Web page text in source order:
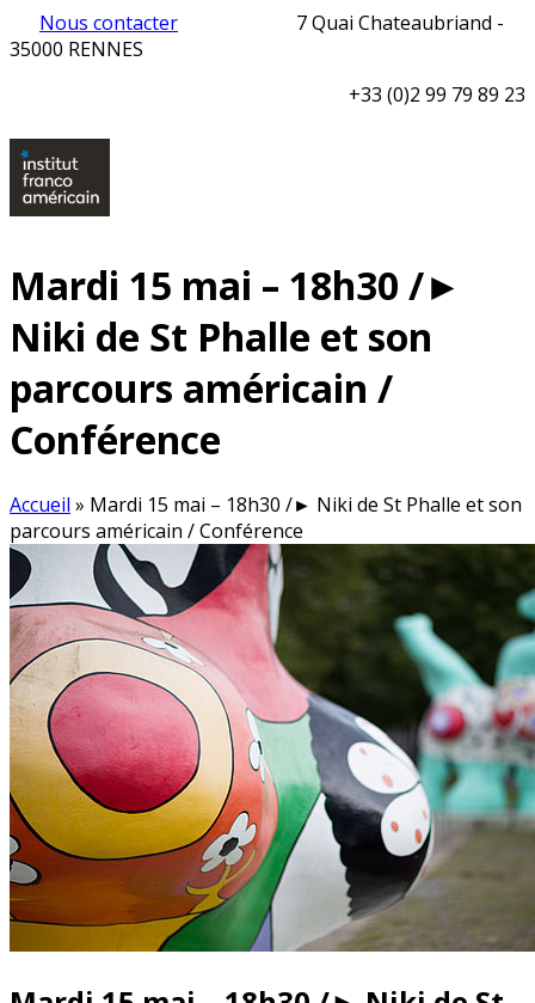
Nous contacter
7 Quai Chateaubriand -
35000 RENNES
+33 (0)2 99 79 89 23
Mardi 15 mai – 18h30 /►
Niki de St Phalle et son
parcours américain /
Conférence
Accueil » Mardi 15 mai – 18h30 /► Niki de St Phalle et son
parcours américain / Conférence